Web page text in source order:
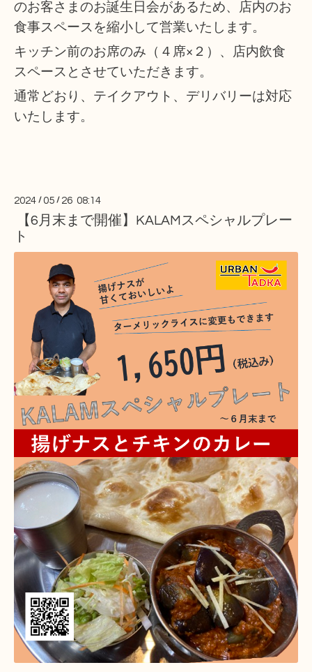
のお客さまのお誕生日会があるため、店内のお
食事スペースを縮小して営業いたします。
キッチン前のお席のみ（４席×２）、店内飲食
スペースとさせていただきます。
通常どおり、テイクアウト、デリバリーは対応
いたします。
2024 /05 / 26 08:14
【6月末まで開催】KALAMスペシャルプレー
ト